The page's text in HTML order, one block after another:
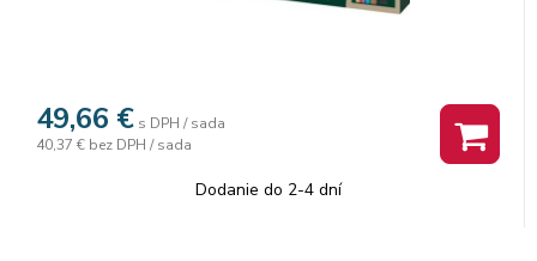
49,66 € s DPH / sada
40,37 € bez DPH / sada
Dodanie do 2-4 dní